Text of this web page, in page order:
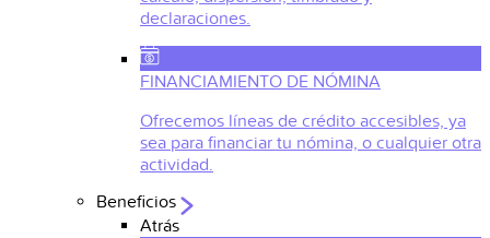
declaraciones.
FINANCIAMIENTO DE NÓMINA
Ofrecemos líneas de crédito accesibles, ya
sea para financiar tu nómina, o cualquier otra
actividad.
Beneficios
Atrás